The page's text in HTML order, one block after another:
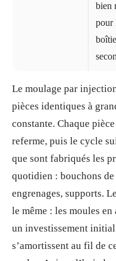
bien
pour
Le moulage par
pièces identiques à
constante. Chaque
referme, puis le cycle
que sont fabriqués les
quotidien : bouchons
engrenages, supports.
le même : les moules
un investissement
s’amortissent au fil de